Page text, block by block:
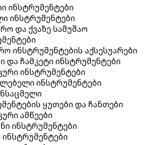
ინსტრუმენტები
ინსტრუმენტები
და ქვაზე სამუშაო
ინსტრუმენტების აქსესუარები
და ჩამკეტი ინსტრუმენტები
ინსტრუმენტები
ინსტრუმენტები
ყუთები და ჩანთები
ამწეები
ინსტრუმენტები
ინსტრუმენტები